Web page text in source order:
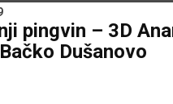
pingvin – 3D
Dušanovo